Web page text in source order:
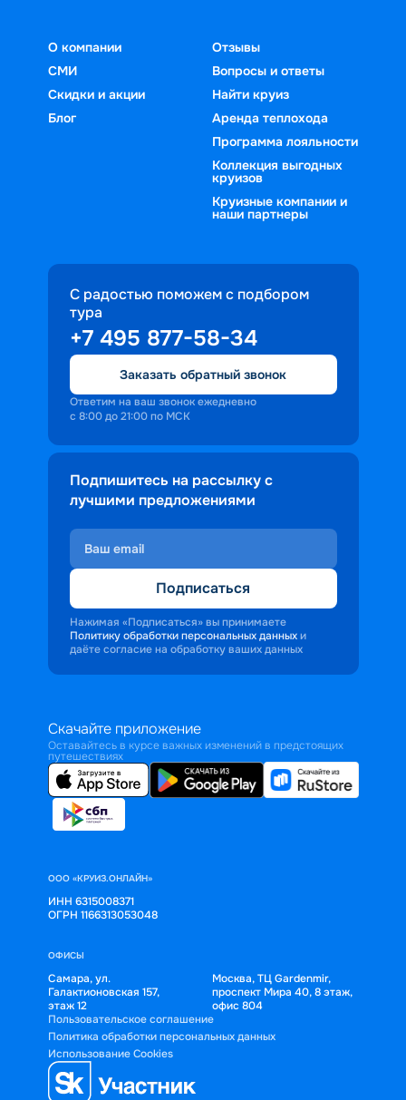
О компании
СМИ
Скидки и акции
Блог
Отзывы
Вопросы и ответы
Найти круиз
Аренда теплохода
Программа лояльности
Коллекция выгодных
круизов
Круизные компании и
наши партнеры
С радостью поможем с подбором
тура
+7 495 877-58-34
Заказать обратный звонок
Ответим на ваш звонок ежедневно
с 8:00 до 21:00 по МСК
Подпишитесь на рассылку с
лучшими предложениями
Подписаться
Нажимая «Подписаться» вы принимаете
Политику обработки персональных данных и
даёте согласие на обработку ваших данных
Скачайте приложение
Оставайтесь в курсе важных изменений в предстоящих
путешествиях
ООО «КРУИЗ.ОНЛАЙН»
ИНН 6315008371
ОГРН 1166313053048
ОФИСЫ
Самара, ул.
Галактионовская 157,
этаж 12
Москва, ТЦ Gardenmir,
проспект Мира 40, 8 этаж,
офис 804
Пользовательское соглашение
Политика обработки персональных данных
Использование Cookies